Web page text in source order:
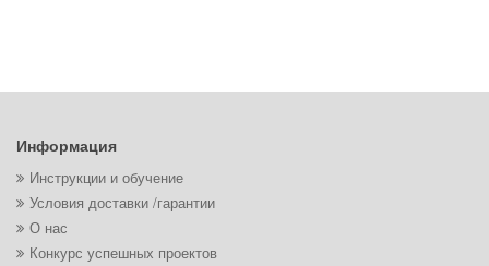
Информация
Инструкции и обучение
Условия доставки /гарантии
О нас
Конкурс успешных проектов